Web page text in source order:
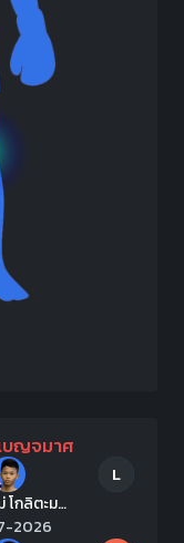
บญจมาศ
L
เพชรใหม่ โกลิตะมวยไทย
2026